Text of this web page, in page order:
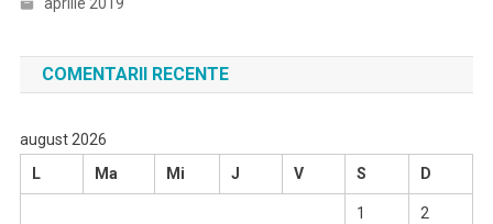
aprilie 2019
COMENTARII RECENTE
august 2026
L
Ma Mi J V S D
1 2